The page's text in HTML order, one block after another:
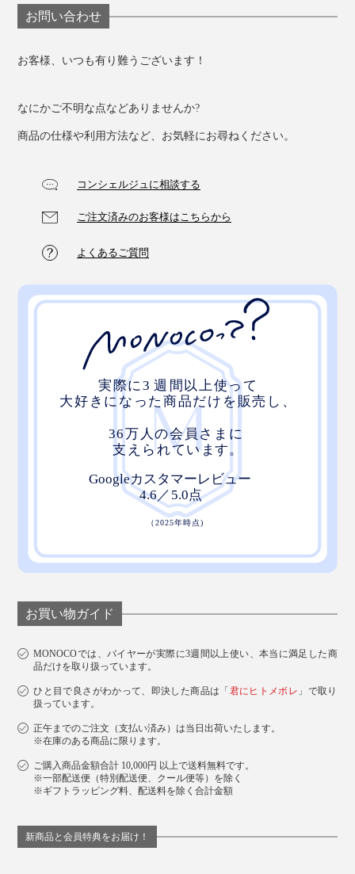
⑤ 脱水したら羽毛が均等になるように軽くほぐして、
風通しのいい日なたに平干し、充分に乾くまで干すか、
乾燥機で乾かします。
お問い合わせ
お客様、いつも有り難うございます！
なにかご不明な点などありませんか?
商品の仕様や利用方法など、お気軽にお尋ねください。
コンシェルジュに相談する
ご注文済みのお客様はこちらから
よくあるご質問
お買い物ガイド
MONOCOでは、バイヤーが実際に3週間以上使い、本当に満足した商
品だけを取り扱っています。
ひと目で良さがわかって、即決した商品は「 君にヒトメボレ 」で取り
扱っています。
正午までのご注文（支払い済み）は当日出荷いたします。
※在庫のある商品に限ります。
ご購入商品金額合計 10,000円 以上で送料無料です。
※一部配送便（特別配送便、クール便等）を除く
※ギフトラッピング料、配送料を除く合計金額
新商品と会員特典をお届け！